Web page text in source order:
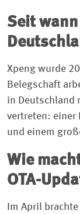
Seit
Xpeng wurde
Belegschaft
in Deutschland
vertreten: einer
und einem
Wie
OTA-
Im April